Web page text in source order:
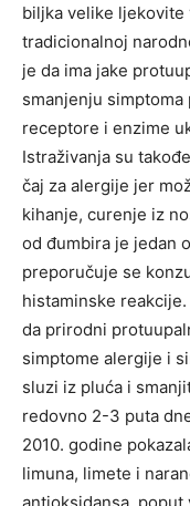
biljka velike
tradicionalnoj
je da ima jake
smanjenju
receptore i enzime
Istraživanja su
čaj za alergije jer
kihanje, curenje iz
od đumbira je jedan
preporučuje se
histaminske
da prirodni
simptome alergije i
sluzi iz pluća i
redovno 2-3 puta
2010. godine
limuna, limete i